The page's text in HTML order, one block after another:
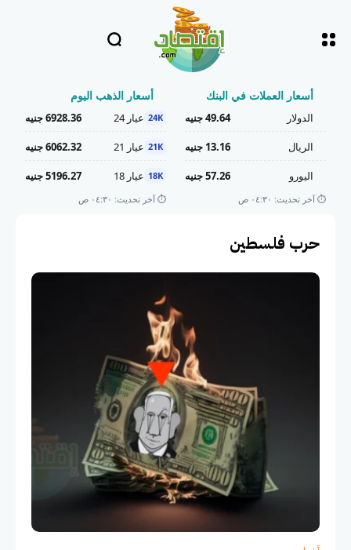
أسعار العملات في البنك
الدولار 49.64 جنيه
الريال 13.16 جنيه
اليورو 57.26 جنيه
⏱️ آخر تحديث: ٠٤:٣٠ ص
أسعار الذهب اليوم
24K عيار 24 6928.36 جنيه
21K عيار 21 6062.32 جنيه
18K عيار 18 5196.27 جنيه
⏱️ آخر تحديث: ٠٤:٣٠ ص
حرب فلسطين